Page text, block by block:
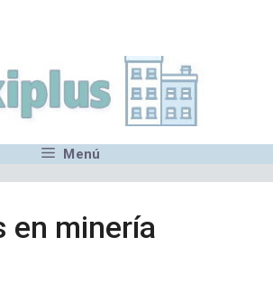
Menú
en minería